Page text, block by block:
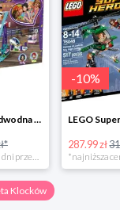
LEGO Friends Podwodna Frajda w super cenie
*najniższa cena z 30 dni przed obniżką
287.99 zł319.99
Klocków